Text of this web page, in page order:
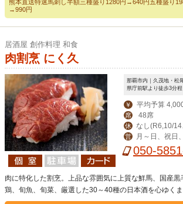
熊本直送特選馬刺し半額三種盛り1280円→640円五種盛り
→990円
居酒屋 創作料理 和食
肉割烹 にく久
那覇市内｜久茂地・松
県庁前駅より徒歩3分程
￥ 平均予算
席 48席
休
時休業)
営
月～日、祝日
0:00050-
肉に特化した割烹。上品な雰囲気に上質な鮮馬、国産
鶏、旬魚、旬菜、厳選した30～40種の日本酒を心ゆくま